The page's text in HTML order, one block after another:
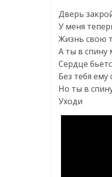
Дверь
У меня
Жизнь свою
А ты в спину
Сердце
Без тебя ему
Но ты в
Уходи